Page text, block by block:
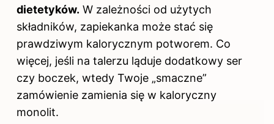
dietetyków. W zależności od użytych
składników, zapiekanka może stać się
prawdziwym kalorycznym potworem. Co
więcej, jeśli na talerzu ląduje dodatkowy ser
czy boczek, wtedy Twoje „smaczne”
zamówienie zamienia się w kaloryczny
monolit.